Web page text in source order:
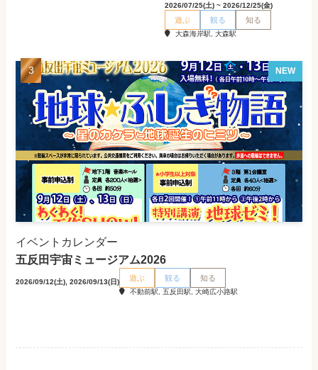
2026/07/25(土) ~ 2026/12/25(金)
遊ぶ 観る 知る
大森海岸駅, 大森駅
NEW
イベントカレンダー
五反田宇宙ミュージアム2026
2026/09/12(土), 2026/09/13(日) 遊ぶ 観る 知る
不動前駅, 五反田駅, 大崎広小路駅